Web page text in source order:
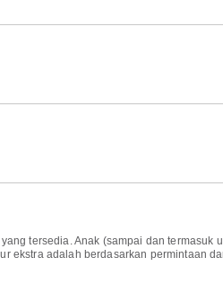
tersedia. Anak (sampai dan termasuk
ekstra adalah berdasarkan permintaan